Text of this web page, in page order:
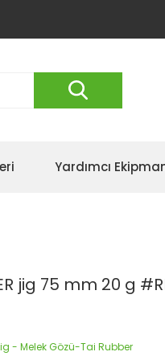
Yardımcı
jig 75 mm 20 g
- Melek Gözü-Tai Rubber